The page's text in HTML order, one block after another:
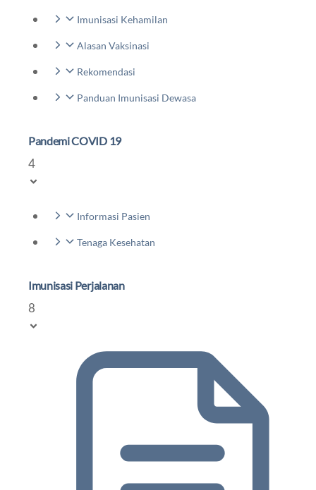
Imunisasi Kehamilan
Alasan Vaksinasi
Rekomendasi
Panduan Imunisasi Dewasa
Pandemi COVID 19
4
Informasi Pasien
Tenaga Kesehatan
Imunisasi Perjalanan
8